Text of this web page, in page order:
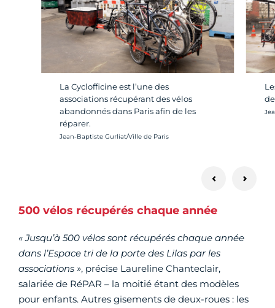
La Cyclofficine est l’une des
associations récupérant des vélos
abandonnés dans Paris afin de les
réparer.
Crédit photo :
Jean-Baptiste Gurliat/Ville de Paris
500 vélos récupérés chaque année
« Jusqu’à 500 vélos sont récupérés chaque année
dans l’Espace tri de la porte des Lilas par les
associations », précise Laureline Chanteclair,
salariée de RéPAR – la moitié étant des modèles
pour enfants. Autres gisements de deux-roues : les